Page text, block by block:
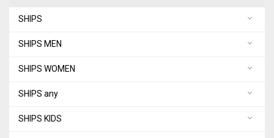
SHIPS
SHIPS MEN
SHIPS WOMEN
SHIPS any
SHIPS KIDS